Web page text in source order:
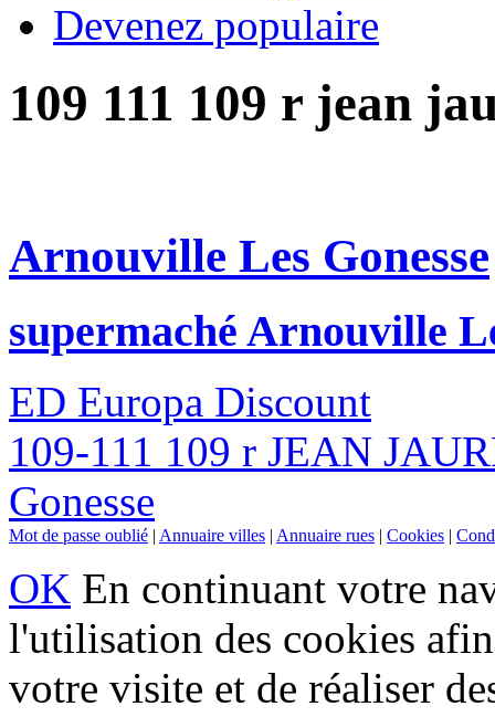
Devenez populaire
109 111 109 r jean
Arnouville Les Gonesse
supermaché Arnouville
ED Europa Discount
109-111 109 r JEAN
Gonesse
Mot de passe oublié | Annuaire villes | Annuaire rues | Cookies |
OK En continuant votre
l'utilisation des cookies
votre visite et de réaliser